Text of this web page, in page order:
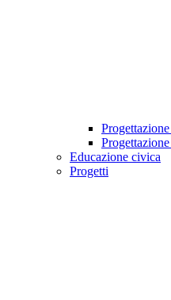
Educazione civica
Progetti